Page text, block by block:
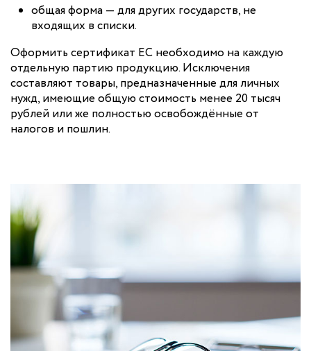
общая форма — для других государств, не
входящих в списки.
Оформить сертификат ЕС необходимо на каждую
отдельную партию продукцию. Исключения
составляют товары, предназначенные для личных
нужд, имеющие общую стоимость менее 20 тысяч
рублей или же полностью освобождённые от
налогов и пошлин.